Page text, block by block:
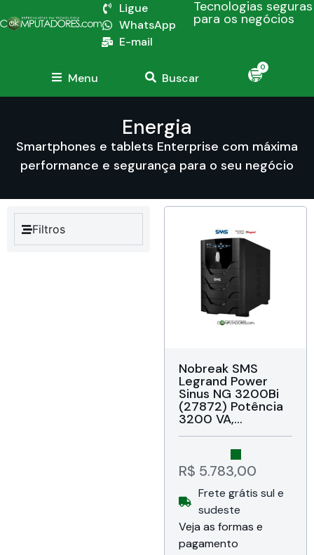
Ligue
WhatsApp
E-mail
Tecnologias seguras
para os negócios
Menu Buscar
0
Energia
Smartphones e tablets Enterprise com máxima
performance e segurança para o seu negócio
Filtros
Nobreak SMS
Legrand Power
Sinus NG 3200Bi
(27872) Potência
3200 VA,
Topologia
Forma de onda
Senoidal pura,
Entrada Bivolt
automático e
saída de 115V,
Conexão de saída
10 tomadas NBR
14136 (6 tomadas
R$ 5.783,00
Frete grátis sul e
sudeste
Veja as formas e
pagamento